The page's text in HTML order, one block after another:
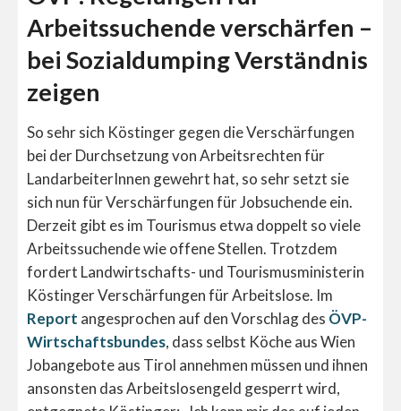
Arbeitssuchende verschärfen –
bei Sozialdumping Verständnis
zeigen
So sehr sich Köstinger gegen die Verschärfungen
bei der Durchsetzung von Arbeitsrechten für
LandarbeiterInnen gewehrt hat, so sehr setzt sie
sich nun für Verschärfungen für Jobsuchende ein.
Derzeit gibt es im Tourismus etwa doppelt so viele
Arbeitssuchende wie offene Stellen. Trotzdem
fordert Landwirtschafts- und Tourismusministerin
Köstinger Verschärfungen für Arbeitslose. Im
Report angesprochen auf den Vorschlag des ÖVP-
Wirtschaftsbundes, dass selbst Köche aus Wien
Jobangebote aus Tirol annehmen müssen und ihnen
ansonsten das Arbeitslosengeld gesperrt wird,